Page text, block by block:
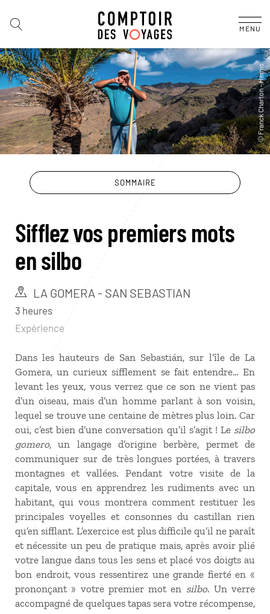
MENU
SOMMAIRE
Sifflez vos premiers mots
en silbo
LA GOMERA - SAN SEBASTIAN
3 heures
Expérience
Dans les hauteurs de San Sebastián, sur l’île de La
Gomera, un curieux sifflement se fait entendre… En
levant les yeux, vous verrez que ce son ne vient pas
d’un oiseau, mais d’un homme parlant à son voisin,
lequel se trouve une centaine de mètres plus loin. Car
oui, c’est bien d’une conversation qu’il s’agit ! Le silbo
gomero, un langage d’origine berbère, permet de
communiquer sur de très longues portées, à travers
montagnes et vallées. Pendant votre visite de la
capitale, vous en apprendrez les rudiments avec un
habitant, qui vous montrera comment restituer les
principales voyelles et consonnes du castillan rien
qu’en sifflant. L’exercice est plus difficile qu’il ne paraît
et nécessite un peu de pratique mais, après avoir plié
votre langue dans tous les sens et placé vos doigts au
bon endroit, vous ressentirez une grande fierté en «
prononçant » votre premier mot en silbo. Un verre
accompagné de quelques tapas sera votre récompense,